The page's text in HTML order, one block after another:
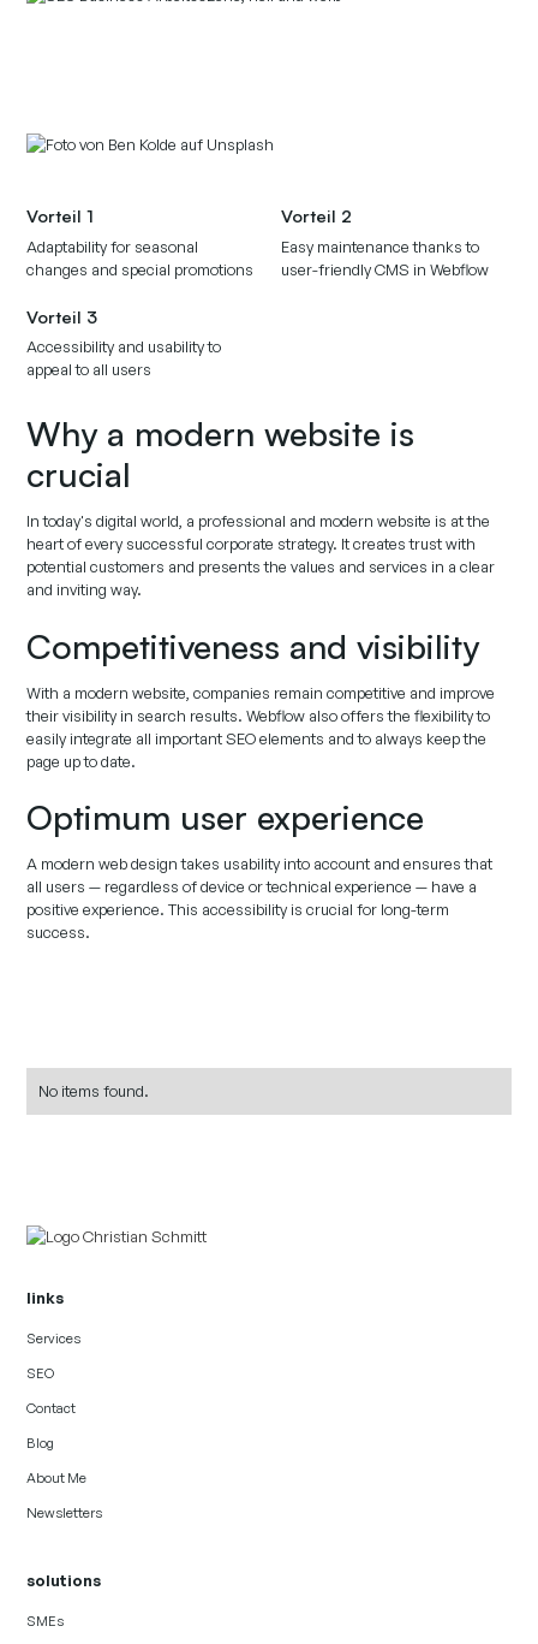
Vorteil 1
Adaptability for seasonal
changes and special promotions
Vorteil 2
Easy maintenance thanks to
user-friendly CMS in Webflow
Vorteil 3
Accessibility and usability to
appeal to all users
Why a modern website is
crucial
In today's digital world, a professional and modern website is at the
heart of every successful corporate strategy. It creates trust with
potential customers and presents the values and services in a clear
and inviting way.
Competitiveness and visibility
With a modern website, companies remain competitive and improve
their visibility in search results. Webflow also offers the flexibility to
easily integrate all important SEO elements and to always keep the
page up to date.
Optimum user experience
A modern web design takes usability into account and ensures that
all users — regardless of device or technical experience — have a
positive experience. This accessibility is crucial for long-term
success.
No items found.
links
Services
SEO
Contact
Blog
About Me
Newsletters
solutions
SMEs